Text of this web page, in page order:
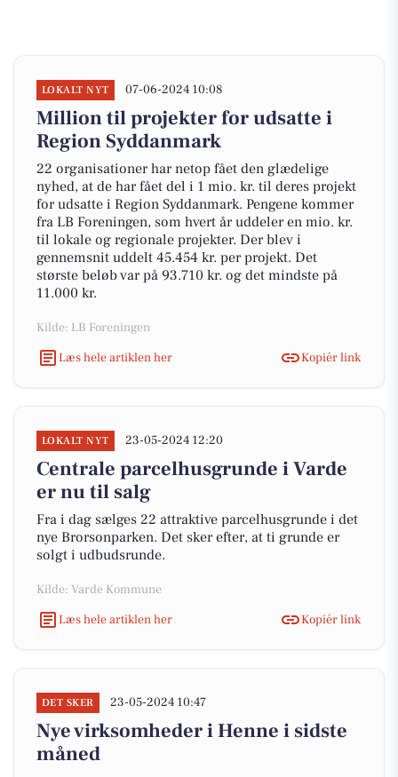
LOKALT NYT 07-06-2024 10:08
Million til projekter for udsatte i
Region Syddanmark
22 organisationer har netop fået den glædelige
nyhed, at de har fået del i 1 mio. kr. til deres projekt
for udsatte i Region Syddanmark. Pengene kommer
fra LB Foreningen, som hvert år uddeler en mio. kr.
til lokale og regionale projekter. Der blev i
gennemsnit uddelt 45.454 kr. per projekt. Det
største beløb var på 93.710 kr. og det mindste på
11.000 kr.
Kilde: LB Foreningen
Læs hele artiklen her
Kopiér link
LOKALT NYT 23-05-2024 12:20
Centrale parcelhusgrunde i Varde
er nu til salg
Fra i dag sælges 22 attraktive parcelhusgrunde i det
nye Brorsonparken. Det sker efter, at ti grunde er
solgt i udbudsrunde.
Kilde: Varde Kommune
Læs hele artiklen her
Kopiér link
DET SKER 23-05-2024 10:47
Nye virksomheder i Henne i sidste
måned